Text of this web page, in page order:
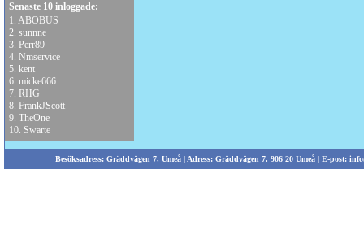
Senaste 10 inloggade:
1. ABOBUS
2. sunnne
3. Perr89
4. Nmservice
5. kent
6. micke666
7. RHG
8. FrankJScott
9. TheOne
10. Swarte
Besöksadress: Gräddvägen 7, Umeå | Adress: Gräddvägen 7, 906 20 Umeå | E-post: